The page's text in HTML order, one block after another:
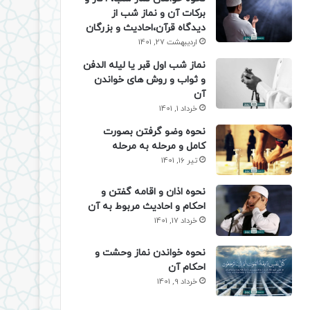
برکات آن و نماز شب از
دیدگاه قرآن،احادیث و بزرگان
اردیبهشت 27, 1401
نماز شب اول قبر یا لیله الدفن
و ثواب و روش های خواندن
آن
خرداد 1, 1401
نحوه وضو گرفتن بصورت
کامل و مرحله به مرحله
تیر 16, 1401
نحوه اذان و اقامه گفتن و
احکام و احادیث مربوط به آن
خرداد 17, 1401
نحوه خواندن نماز وحشت و
احکام آن
خرداد 9, 1401